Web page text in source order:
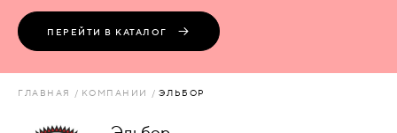
ПЕРЕГОРОДКИ
ПЕРЕЙТИ В КАТАЛОГ
ГЛАВНАЯ КОМПАНИИ ЭЛЬБОР